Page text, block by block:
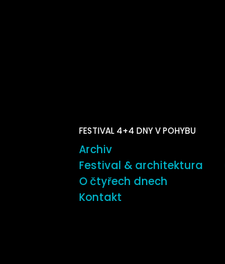
FESTIVAL 4+4 DNY V POHYBU
Archiv
Festival & architektura
O čtyřech dnech
Kontakt